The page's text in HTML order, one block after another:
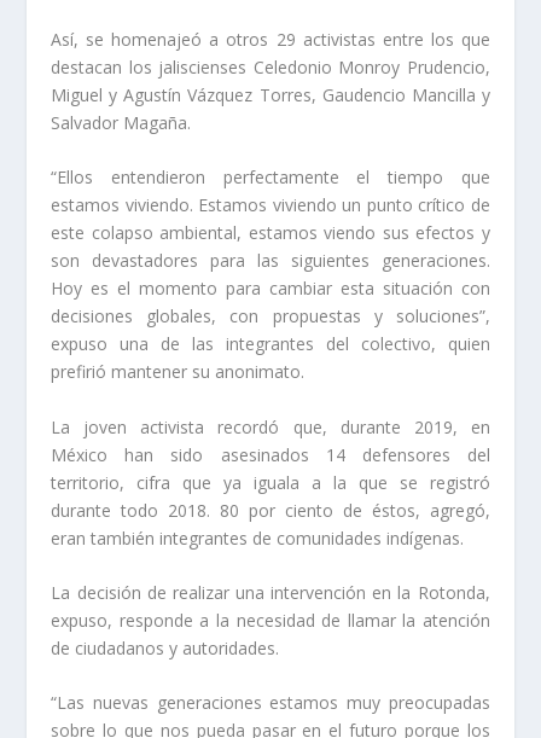
Así, se homenajeó a otros 29 activistas entre los que
destacan los jaliscienses Celedonio Monroy Prudencio,
Miguel y Agustín Vázquez Torres, Gaudencio Mancilla y
Salvador Magaña.
“Ellos entendieron perfectamente el tiempo que
estamos viviendo. Estamos viviendo un punto crítico de
este colapso ambiental, estamos viendo sus efectos y
son devastadores para las siguientes generaciones.
Hoy es el momento para cambiar esta situación con
decisiones globales, con propuestas y soluciones”,
expuso una de las integrantes del colectivo, quien
prefirió mantener su anonimato.
La joven activista recordó que, durante 2019, en
México han sido asesinados 14 defensores del
territorio, cifra que ya iguala a la que se registró
durante todo 2018. 80 por ciento de éstos, agregó,
eran también integrantes de comunidades indígenas.
La decisión de realizar una intervención en la Rotonda,
expuso, responde a la necesidad de llamar la atención
de ciudadanos y autoridades.
“Las nuevas generaciones estamos muy preocupadas
sobre lo que nos pueda pasar en el futuro porque los